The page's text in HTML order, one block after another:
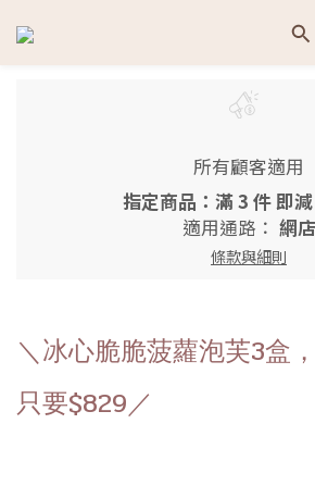
所有顧客適用
指定商品：滿 3 件 即
適用通路： 網店
條款與細則
＼冰心脆脆菠蘿泡芙3盒
只要$829／